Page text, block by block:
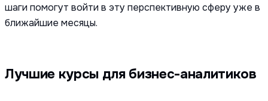
шаги помогут войти в эту перспективную сферу уже в
ближайшие месяцы.
Лучшие курсы для бизнес-аналитиков